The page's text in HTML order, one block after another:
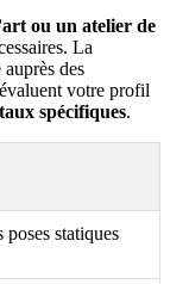
ou un atelier de
La
des
votre profil
spécifiques.
statiques